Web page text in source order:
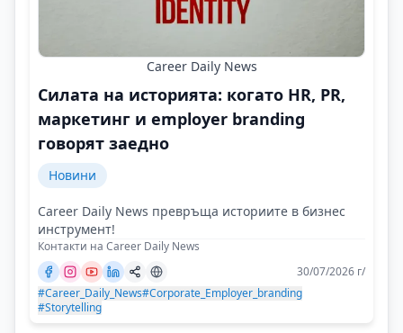
Career Daily News
Силата на историята: когато HR, PR,
маркетинг и employer branding
говорят заедно
Новини
Career Daily News превръща историите в бизнес
инструмент!
Контакти на Career Daily News
30/07/2026 г/
#Career_Daily_News#Corporate_Employer_branding
#Storytelling